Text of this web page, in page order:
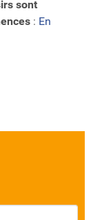
sont
: En